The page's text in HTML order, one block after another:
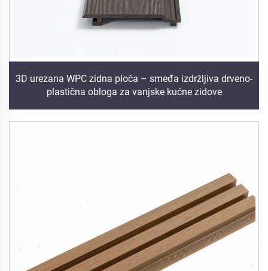
3D urezana WPC zidna ploča – smeđa izdržljiva drveno-
plastična obloga za vanjske kućne zidove